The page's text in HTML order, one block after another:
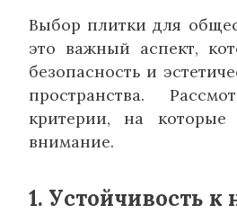
Выбор плитки для
это важный аспект,
безопасность и
пространства.
критерии, на которые
внимание.
1. Устойчивость к